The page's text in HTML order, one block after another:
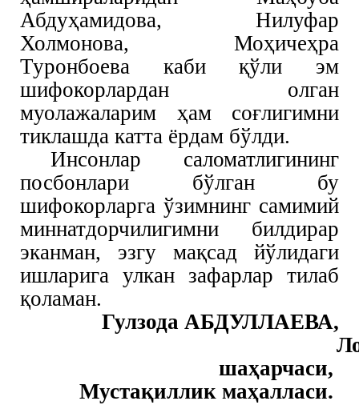
Абдуҳамидова, Нилуфар
Холмонова, Моҳичеҳра
Туронбоева каби қўли эм
шифокорлардан олган
муолажаларим ҳам соғлигимни
тиклашда катта ёрдам бўлди.
Инсонлар саломатлигининг
посбонлари бўлган бу
шифокорларга ўзимнинг самимий
миннатдорчилигимни билдирар
эканман, эзгу мақсад йўлидаги
ишларига улкан зафарлар тилаб
қоламан.
Гулзода АБДУЛЛАЕВА,
шаҳарчаси,
Мустақиллик маҳалласи.